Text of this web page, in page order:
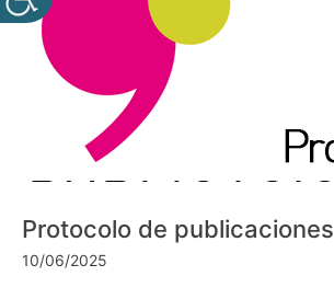
Protocolo de publicaciones
10/06/2025